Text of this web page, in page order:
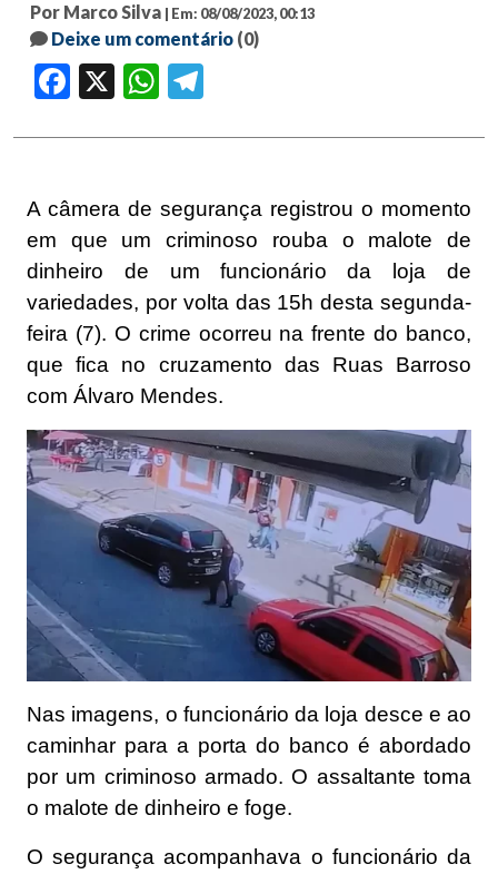
Por Marco Silva | Em: 08/08/2023, 00:13
Deixe um comentário (0)
Facebook WhatsApp
A câmera de segurança registrou o momento
em que um criminoso rouba o malote de
dinheiro de um funcionário da loja de
variedades, por volta das 15h desta segunda-
feira (7). O crime ocorreu na frente do banco,
que fica no cruzamento das Ruas Barroso
com Álvaro Mendes.
Nas imagens, o funcionário da loja desce e ao
caminhar para a porta do banco é abordado
por um criminoso armado. O assaltante toma
o malote de dinheiro e foge.
O segurança acompanhava o funcionário da